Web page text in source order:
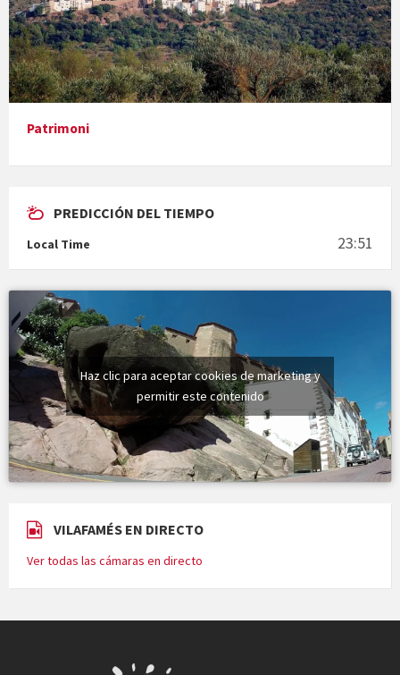
Presentació del llibre &quot;La mare&quot;, d'Emma Zafon
En Bum
Vermuts a la Font. Hit parit
Patrimoni
PREDICCIÓN DEL TIEMPO
Local Time 23:51
Haz clic para aceptar cookies de marketing y
permitir este contenido
VILAFAMÉS EN DIRECTO
Ver todas las cámaras en directo